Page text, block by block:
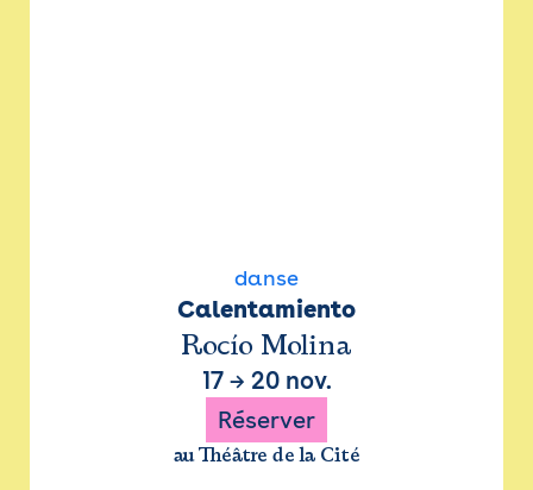
danse
Calentamiento
Rocío Molina
17→ 20 nov.
Réserver
au Théâtre de la Cité